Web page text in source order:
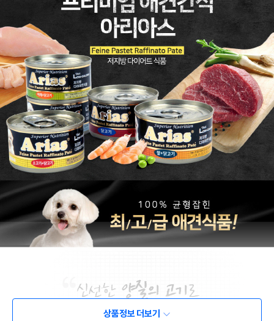
상품정보 더보기